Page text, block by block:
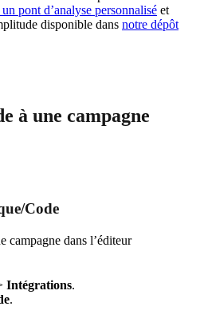
pont d’analyse personnalisé et
disponible dans notre dépôt
à une campagne
Code
campagne dans l’éditeur
Intégrations.
.